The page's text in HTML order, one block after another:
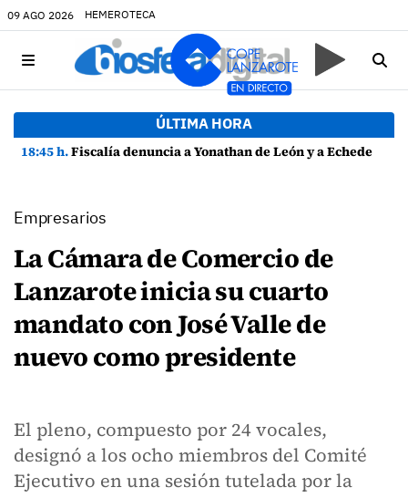
09 AGO 2026 HEMEROTECA
ÚLTIMA HORA
18:45 h.Fiscalía denuncia a Yonathan de León y a Echedey Eugenio por presuntas anomalías en contratos festivos
Empresarios
La Cámara de Comercio de
Lanzarote inicia su cuarto
mandato con José Valle de
nuevo como presidente
El pleno, compuesto por 24 vocales,
designó a los ocho miembros del Comité
Ejecutivo en una sesión tutelada por la